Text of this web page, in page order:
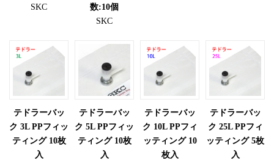
SKC
数:10個
SKC
テドラーバッ
ク 3L PPフィッ
ティング 10枚
入
テドラーバッ
ク 5L PPフィッ
ティング 10枚
入
テドラーバッ
ク 10L PPフィ
ッティング 10
枚入
テドラーバッ
ク 25L PPフィ
ッティング 5枚
入